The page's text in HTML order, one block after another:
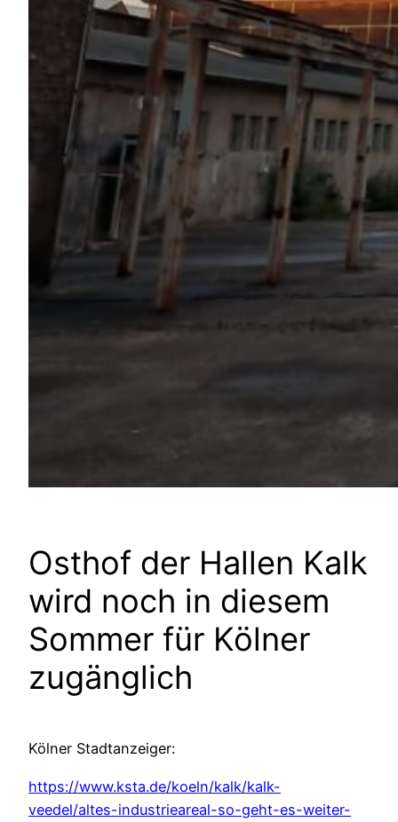
Osthof der Hallen Kalk
wird noch in diesem
Sommer für Kölner
zugänglich
Kölner Stadtanzeiger:
https://www.ksta.de/koeln/kalk/kalk-
veedel/altes-industrieareal-so-geht-es-weiter-